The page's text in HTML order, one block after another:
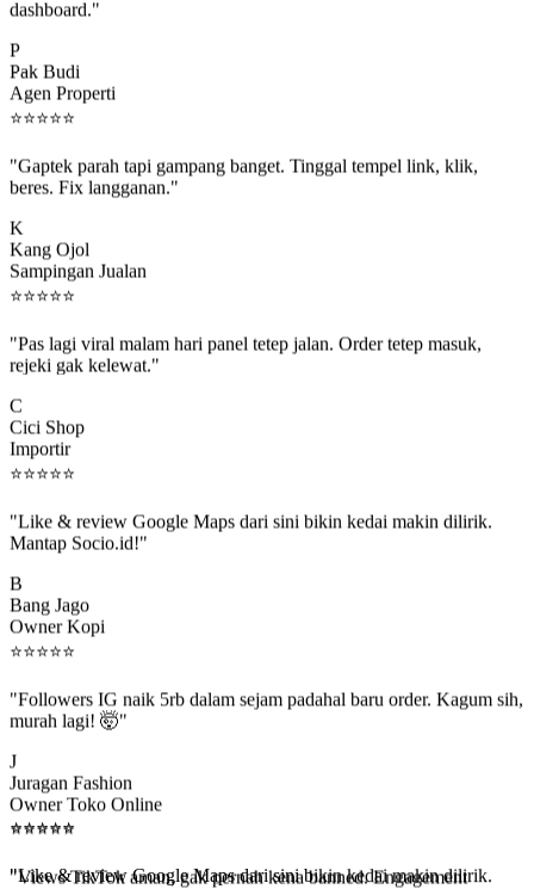
Pak Budi
Agen Properti
⭐⭐⭐⭐⭐
beres. Fix langganan."
Kang Ojol
Sampingan Jualan
⭐⭐⭐⭐⭐
rejeki gak kelewat."
Cici Shop
Importir
⭐⭐⭐⭐⭐
Mantap Socio.id!"
Bang Jago
Owner Kopi
⭐⭐⭐⭐ ⭐
murah lagi! 🤯"
Juragan Fashion
Owner Toko Online
⭐⭐⭐⭐ ⭐
beneran naik, algoritma suka."
⭐ ⭐ ⭐ ⭐ ⭐